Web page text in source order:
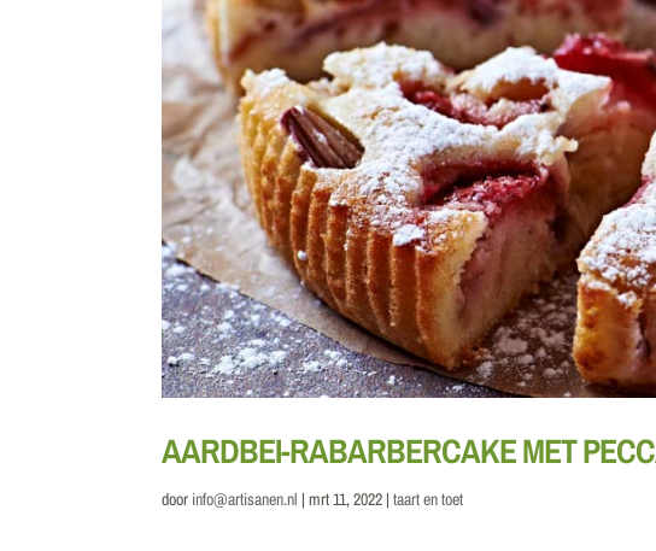
AARDBEI-RABARBERCAKE MET
door info@artisanen.nl |mrt 11, 2022 |taart en toet